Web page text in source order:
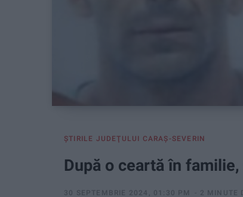
ŞTIRILE JUDEŢULUI CARAŞ-SEVERIN
După o ceartă în
30 SEPTEMBRIE 2024, 01:30 PM 2 MINUTE